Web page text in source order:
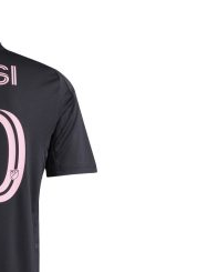
lahko
izberete
na
strani
izdelka